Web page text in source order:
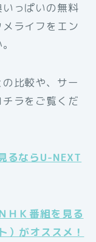
っぱいの無料
ライフをエン
比較や、サー
ラをご覧くだ
るならU-NEXT
ＨＫ番組を見る
）がオススメ！